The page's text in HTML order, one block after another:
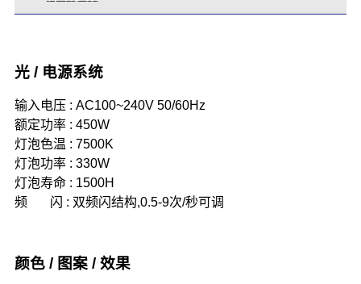
光 / 电源系统
输入电压 : AC100~240V 50/60Hz
额定功率 : 450W
灯泡色温 : 7500K
灯泡功率 : 330W
灯泡寿命 : 1500H
频 闪 : 双频闪结构,0.5-9次/秒可调
颜色 / 图案 / 效果